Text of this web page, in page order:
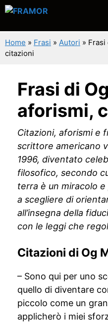
Vai
contenuto
Home » Frasi » Autori » Frasi
citazioni
Frasi di
aforismi,
Citazioni, aforismi e
scrittore americano
1996, diventato
filosofico, secondo
terra è un miracolo
a scegliere di
all’insegna della
con le leggi che
Citazioni di Og
– Sono qui per uno
quello di diventare
piccolo come un
applicherò i miei